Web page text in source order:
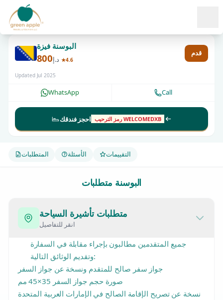
البوسنة فيزة
800د.إ ★4.6
قدم
Updated Jul 2025
WhatsApp Call
احجز فندقك رمز الترحيب WELCOMEDXB
المتطلبات الأسئلة التقييمات
البوسنة متطلبات
متطلبات تأشيرة السياحة
انقر للتفاصيل
جميع المتقدمين مطالبون بإجراء مقابلة في السفارة
وتقديم الوثائق التالية:
جواز سفر صالح للمتقدم ونسخة عن جواز السفر
صورة حجم جواز السفر 35×45 مم
نسخة عن تصريح الإقامة الصالح في الإمارات العربية المتحدة